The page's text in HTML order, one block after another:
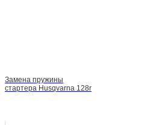
Замена пружины
стартера Husqvarna 128r